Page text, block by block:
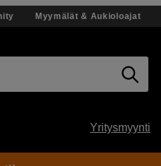
Myymälät & Aukioloajat
Yritysmyynti